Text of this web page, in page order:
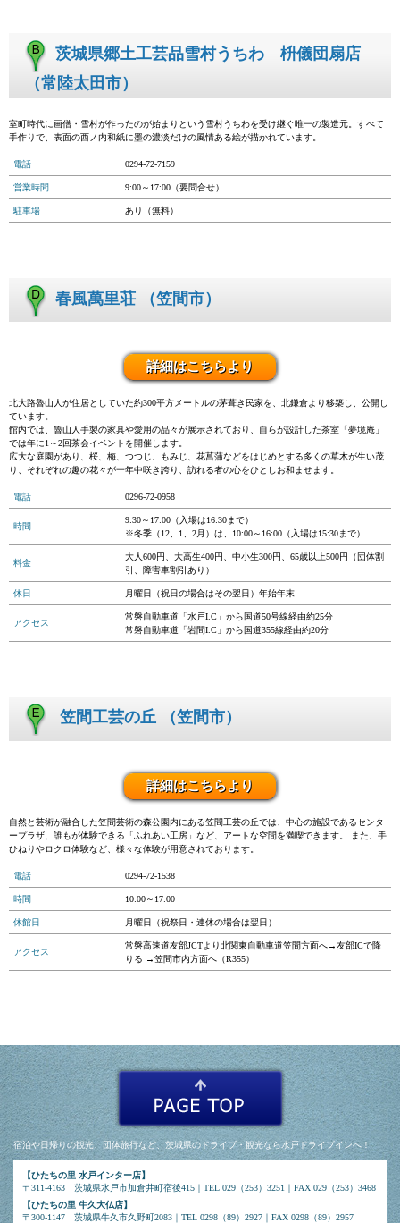
茨城県郷土工芸品雪村うちわ 枡儀団扇店
（常陸太田市）
室町時代に画僧・雪村が作ったのが始まりという雪村うちわを受け継ぐ唯一の製造元。すべて
手作りで、表面の西ノ内和紙に墨の濃淡だけの風情ある絵が描かれています。
電話 0294-72-7159
営業時間 9:00～17:00（要問合せ）
駐車場 あり（無料）
春風萬里荘 （笠間市）
詳細はこちらより
北大路魯山人が住居としていた約300平方メートルの茅葺き民家を、北鎌倉より移築し、公開し
ています。
館内では、魯山人手製の家具や愛用の品々が展示されており、自らが設計した茶室「夢境庵」
では年に1～2回茶会イベントを開催します。
広大な庭園があり、桜、梅、つつじ、もみじ、花菖蒲などをはじめとする多くの草木が生い茂
り、それぞれの趣の花々が一年中咲き誇り、訪れる者の心をひとしお和ませます。
電話 0296-72-0958
時間
9:30～17:00（入場は16:30まで）
※冬季（12、1、2月）は、10:00～16:00（入場は15:30まで）
料金
大人600円、大高生400円、中小生300円、65歳以上500円（団体割
引、障害車割引あり）
休日 月曜日（祝日の場合はその翌日）年始年末
アクセス
常磐自動車道「水戸I.C」から国道50号線経由約25分
常磐自動車道「岩間I.C」から国道355線経由約20分
笠間工芸の丘 （笠間市）
詳細はこちらより
自然と芸術が融合した笠間芸術の森公園内にある笠間工芸の丘では、中心の施設であるセンタ
ープラザ、誰もが体験できる「ふれあい工房」など、アートな空間を満喫できます。 また、手
ひねりやロクロ体験など、様々な体験が用意されております。
電話 0294-72-1538
時間 10:00～17:00
休館日 月曜日（祝祭日・連休の場合は翌日）
アクセス
常磐高速道友部JCTより北関東自動車道笠間方面へ→友部ICで降
りる →笠間市内方面へ（R355）
宿泊や日帰りの観光、団体旅行など、茨城県のドライブ・観光なら水戸ドライブインへ！
【ひたちの里 水戸インター店】
〒311-4163 茨城県水戸市加倉井町宿後415｜TEL 029（253）3251｜FAX 029（253）3468
【ひたちの里 牛久大仏店】
〒300-1147 茨城県牛久市久野町2083｜TEL 0298（89）2927｜FAX 0298（89）2957